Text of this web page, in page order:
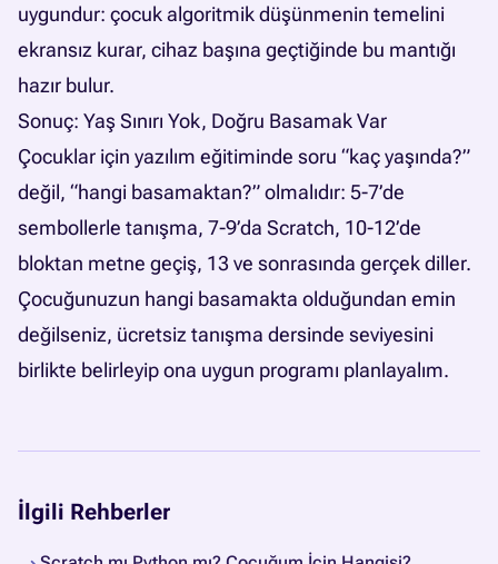
uygundur: çocuk algoritmik düşünmenin temelini
ekransız kurar, cihaz başına geçtiğinde bu mantığı
hazır bulur.
Sonuç: Yaş Sınırı Yok, Doğru Basamak Var
Çocuklar için yazılım eğitiminde soru “kaç yaşında?”
değil, “hangi basamaktan?” olmalıdır: 5-7’de
sembollerle tanışma, 7-9’da Scratch, 10-12’de
bloktan metne geçiş, 13 ve sonrasında gerçek diller.
Çocuğunuzun hangi basamakta olduğundan emin
değilseniz, ücretsiz tanışma dersinde seviyesini
birlikte belirleyip ona uygun programı planlayalım.
İlgili Rehberler